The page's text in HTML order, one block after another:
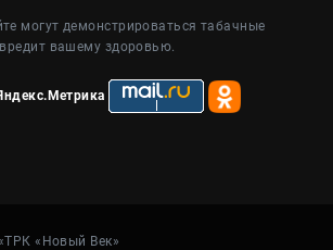
могут демонстрироваться табачные
вашему здоровью.
«Новый Век»